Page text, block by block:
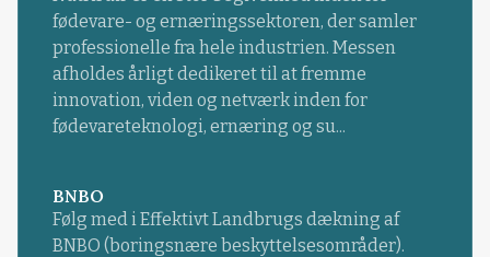
fødevare- og ernæringssektoren, der samler
professionelle fra hele industrien. Messen
afholdes årligt dedikeret til at fremme
innovation, viden og netværk inden for
fødevareteknologi, ernæring og su...
BNBO
Følg med i Effektivt Landbrugs dækning af
BNBO (boringsnære beskyttelsesområder).